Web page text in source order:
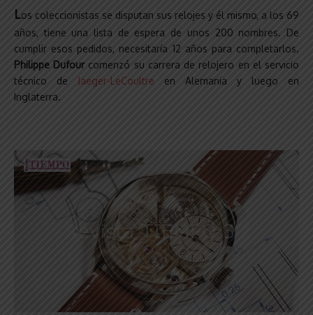
Los coleccionistas se disputan sus relojes y él mismo, a los 69
años, tiene una lista de espera de unos 200 nombres. De
cumplir esos pedidos, necesitaría 12 años para completarlos.
Philippe Dufourcomenzó su carrera de relojero en el servicio
técnico de
Jaeger-LeCoultre
en Alemania y luego en
Inglaterra.